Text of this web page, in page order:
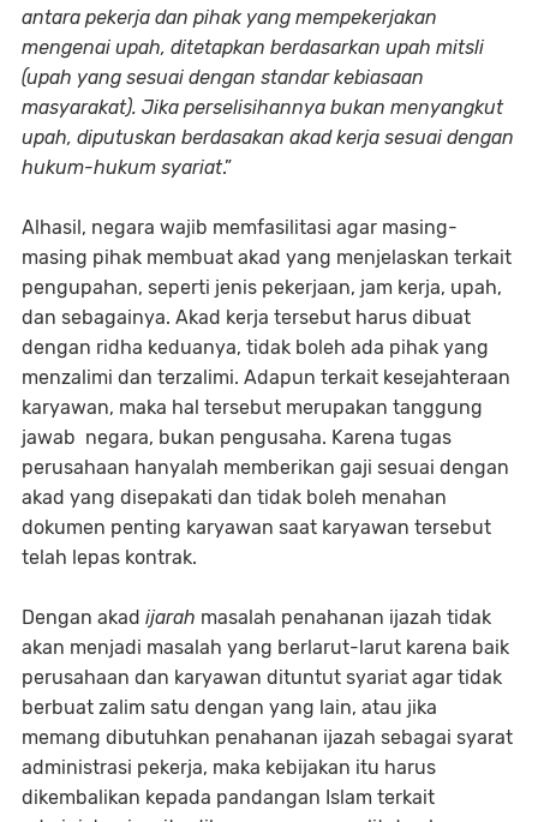
antara pekerja dan pihak yang mempekerjakan
mengenai upah, ditetapkan berdasarkan upah mitsli
(upah yang sesuai dengan standar kebiasaan
masyarakat). Jika perselisihannya bukan menyangkut
upah, diputuskan berdasakan akad kerja sesuai dengan
hukum-hukum syariat.”
Alhasil, negara wajib memfasilitasi agar masing-
masing pihak membuat akad yang menjelaskan terkait
pengupahan, seperti jenis pekerjaan, jam kerja, upah,
dan sebagainya. Akad kerja tersebut harus dibuat
dengan ridha keduanya, tidak boleh ada pihak yang
menzalimi dan terzalimi. Adapun terkait kesejahteraan
karyawan, maka hal tersebut merupakan tanggung
jawab negara, bukan pengusaha. Karena tugas
perusahaan hanyalah memberikan gaji sesuai dengan
akad yang disepakati dan tidak boleh menahan
dokumen penting karyawan saat karyawan tersebut
telah lepas kontrak.
Dengan akad ijarah masalah penahanan ijazah tidak
akan menjadi masalah yang berlarut-larut karena baik
perusahaan dan karyawan dituntut syariat agar tidak
berbuat zalim satu dengan yang lain, atau jika
memang dibutuhkan penahanan ijazah sebagai syarat
administrasi pekerja, maka kebijakan itu harus
dikembalikan kepada pandangan Islam terkait